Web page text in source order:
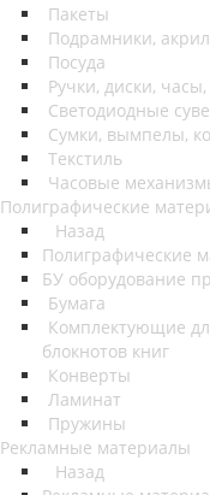
Пакеты
Подрамники,
Посуда
Ручки, диски,
Светодиодные
Сумки, вымпелы,
Текстиль
Часовые
Полиграфические
Назад
Полиграфические
БУ оборудование
Бумага
Комплектующие
блокнотов книг
Конверты
Ламинат
Пружины
Рекламные материалы
Назад